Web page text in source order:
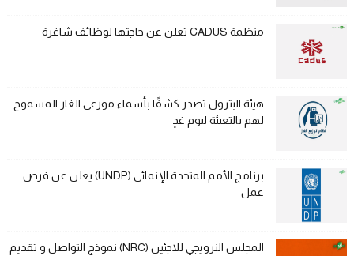
منظمة CADUS تعلن عن حاجتها لوظائف شاغرة
هيئة البترول تصدر كشفًا بأسماء موزعي الغاز المسموح
لهم بالتعبئة ليوم غدٍ
برنامج الأمم المتحدة الإنمائي (UNDP) يعلن عن فرص
عمل
المجلس النرويجي للاجئين (NRC) نموذج التواصل و تقديم